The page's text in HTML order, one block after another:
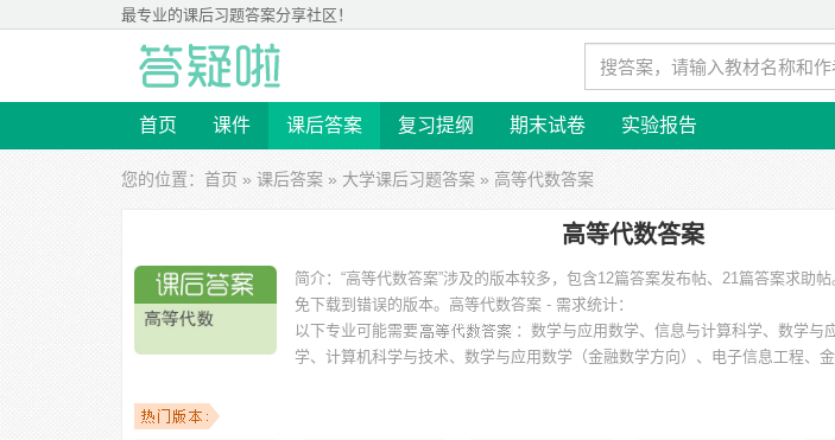
最专业的课后习题答案分享社区！
首页 课件 课后答案 复习提纲 期末试卷 实验报告
您的位置： 首页 » 课后答案 » 大学课后习题答案 » 高等代数答案
高等代数答案
简介： “高等代数答案”涉及的版本较多，包含12篇答案发布帖、21篇答案求助
免下载到错误的版本。 高等代数答案 - 需求统计：
以下专业可能需要
：数学与应用数学、信息与计算科学、数学与
学、计算机科学与技术、数学与应用数学（金融数学方向）、电子信息工程、
：浙江大学、北京大学、华南师范大学、重庆工商大学、贵州师
学院、万里学院、复旦大学 等。